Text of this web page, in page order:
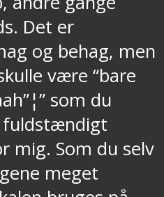
Det er
og behag, men
være “bare
som du
fuldstændigt
mig. Som du selv
meget